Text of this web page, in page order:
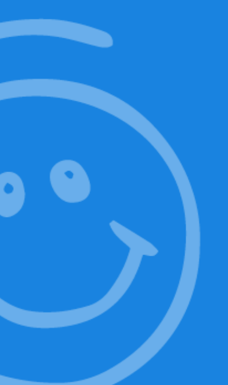
ON-OFF
Sacchetto
tascabile
Rimanete liberi e bloccate la
vostra privacy
ACQUISTA ORA